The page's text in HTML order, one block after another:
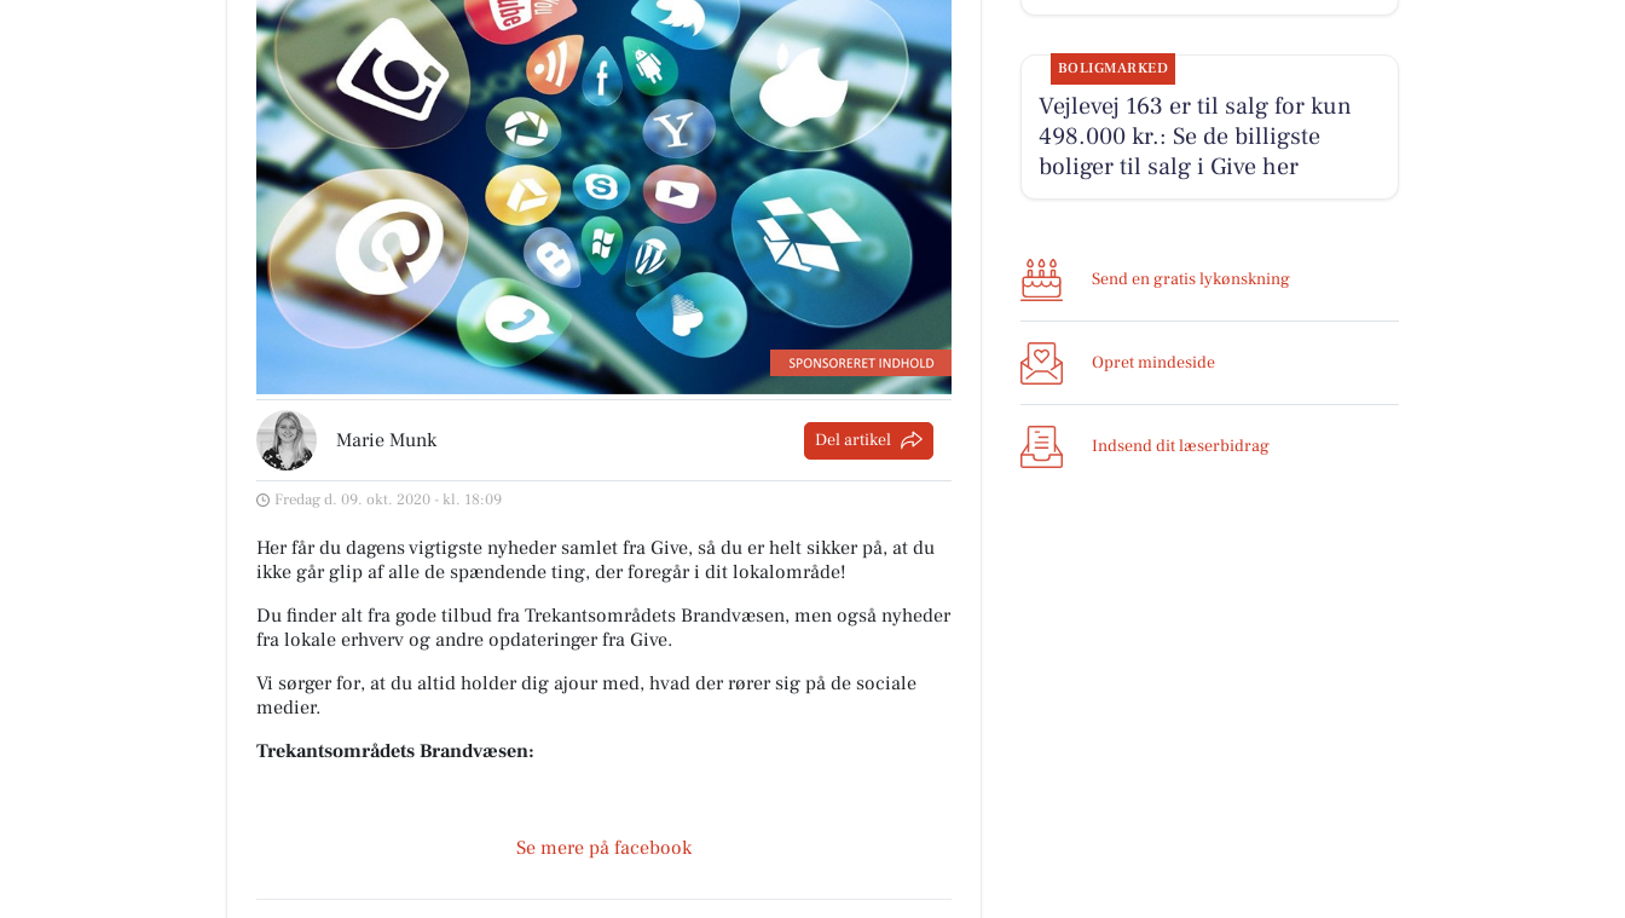
Marie Munk Del artikel
Fredag d. 09. okt. 2020 - kl. 18:09
Her får du dagens vigtigste nyheder samlet fra Give, så du er helt sikker på, at du
ikke går glip af alle de spændende ting, der foregår i dit lokalområde!
Du finder alt fra gode tilbud fra Trekantsområdets Brandvæsen, men også nyheder
fra lokale erhverv og andre opdateringer fra Give.
Vi sørger for, at du altid holder dig ajour med, hvad der rører sig på de sociale
medier.
Trekantsområdets Brandvæsen:
Se mere på facebook
BOLIGMARKED
Vejlevej 163 er til salg for kun
498.000 kr.: Se de billigste
boliger til salg i Give her
Send en gratis lykønskning
Opret mindeside
Indsend dit læserbidrag